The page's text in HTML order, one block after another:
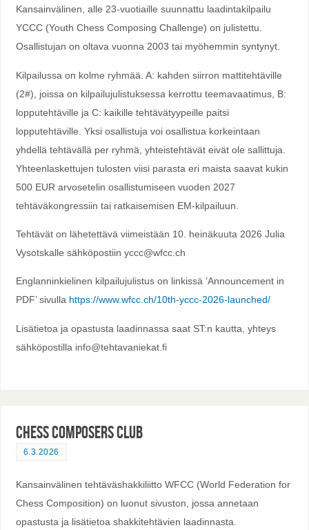
Kansainvälinen, alle 23-vuotiaille suunnattu laadintakilpailu
YCCC (Youth Chess Composing Challenge) on julistettu.
Osallistujan on oltava vuonna 2003 tai myöhemmin syntynyt.
Kilpailussa on kolme ryhmää. A: kahden siirron mattitehtäville
(2#), joissa on kilpailujulistuksessa kerrottu teemavaatimus, B:
lopputehtäville ja C: kaikille tehtävätyypeille paitsi
lopputehtäville. Yksi osallistuja voi osallistua korkeintaan
yhdellä tehtävällä per ryhmä, yhteistehtävät eivät ole sallittuja.
Yhteenlaskettujen tulosten viisi parasta eri maista saavat kukin
500 EUR arvosetelin osallistumiseen vuoden 2027
tehtäväkongressiin tai ratkaisemisen EM-kilpailuun.
Tehtävät on lähetettävä viimeistään 10. heinäkuuta 2026 Julia
Vysotskalle sähköpostiin yccc@wfcc.ch
Englanninkielinen kilpailujulistus on linkissä ’Announcement in
PDF’ sivulla https://www.wfcc.ch/10th-yccc-2026-launched/
Lisätietoa ja opastusta laadinnassa saat ST:n kautta, yhteys
sähköpostilla info@tehtavaniekat.fi
Chess Composers Club
6.3.2026
Kansainvälinen tehtäväshakkiliitto WFCC (World Federation for
Chess Composition) on luonut sivuston, jossa annetaan
opastusta ja lisätietoa shakkitehtävien laadinnasta.